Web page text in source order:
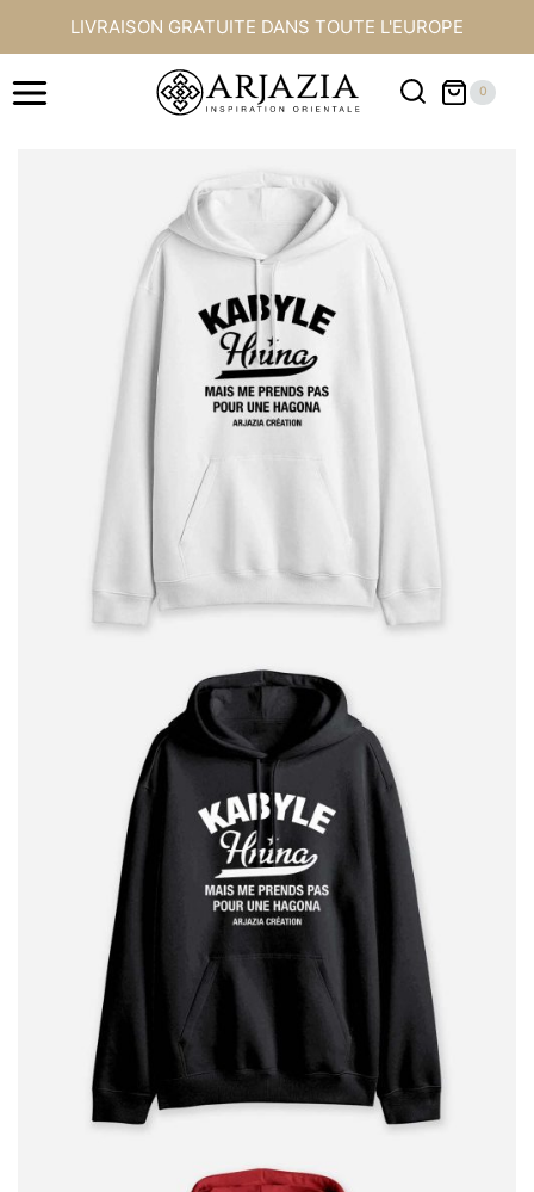
LIVRAISON GRATUITE DANS TOUTE L'EUROPE
0